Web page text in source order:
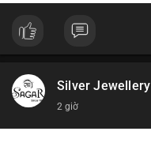
Silver Jewellery
2 giờ